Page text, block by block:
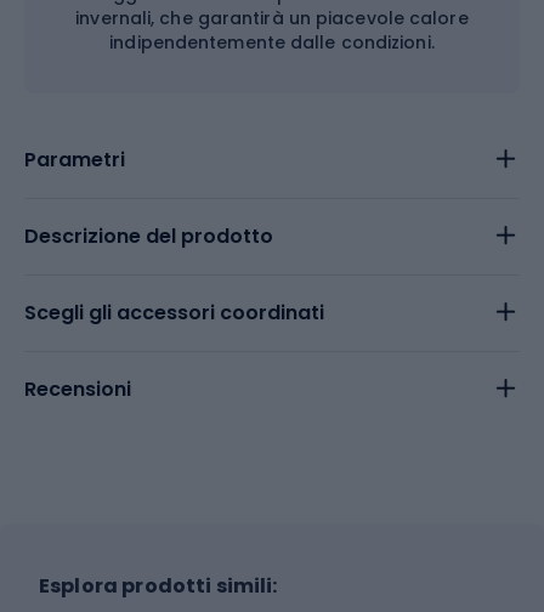
invernali, che garantirà un piacevole calore
indipendentemente dalle condizioni.
Parametri
Descrizione del prodotto
Scegli gli accessori coordinati
Recensioni
Esplora prodotti simili: